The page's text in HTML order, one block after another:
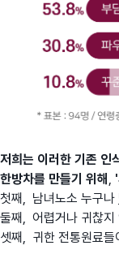
저희는 이러한 기존 인
한방차를 만들기 위해 ,
첫째, 남녀노소 누구나
둘째, 어렵거나 귀찮지
셋째, 귀한 전통원료들